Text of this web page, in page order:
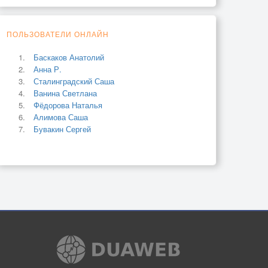
ПОЛЬЗОВАТЕЛИ ОНЛАЙН
Баскаков Анатолий
Анна Р.
Сталинградский Саша
Ванина Светлана
Фёдорова Наталья
Алимова Саша
Бувакин Сергей